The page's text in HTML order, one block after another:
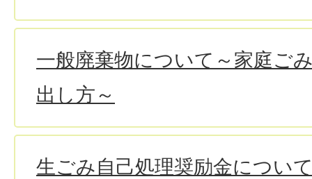
一般廃棄物について～家庭ご
出し方～
生ごみ自己処理奨励金につい